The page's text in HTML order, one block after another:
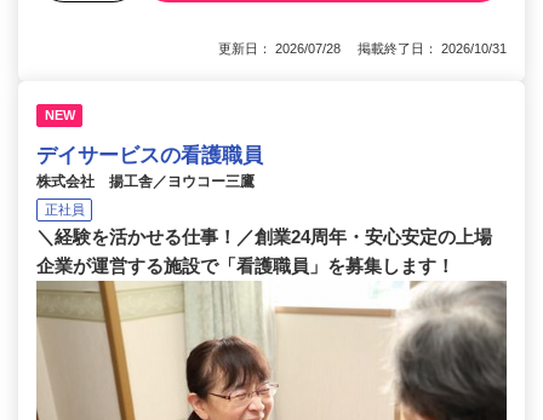
更新日： 2026/07/28 掲載終了日： 2026/10/31
NEW
デイサービスの看護職員
株式会社 揚工舎／ヨウコー三鷹
正社員
＼経験を活かせる仕事！／創業24周年・安心安定の上場
企業が運営する施設で「看護職員」を募集します！